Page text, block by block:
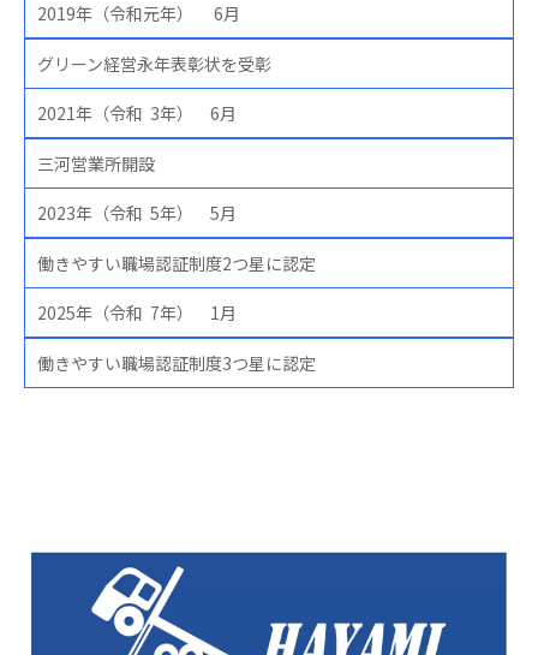
2019年（令和元年） 6月
グリーン経営永年表彰状を受彰
2021年（令和 3年） 6月
三河営業所開設
2023年（令和 5年） 5月
働きやすい職場認証制度2つ星に認定
2025年（令和 7年） 1月
働きやすい職場認証制度3つ星に認定